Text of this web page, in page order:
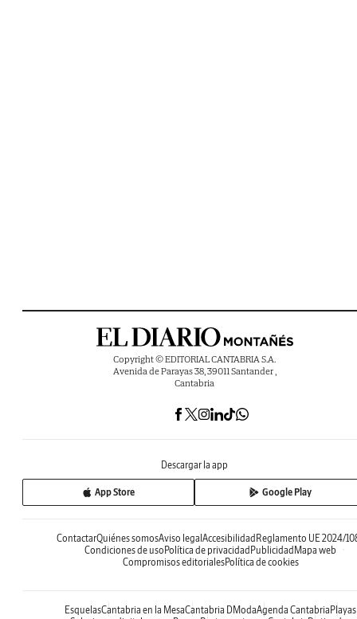
Copyright © EDITORIAL CANTABRIA S.A.
Avenida de Parayas 38, 39011 Santander ,
Cantabria
Descargar la app
App Store Google Play
ContactarQuiénes somosAviso legal Accesibilidad Reglamento UE 2024/
Condiciones de uso Política de privacidad Publicidad Mapa web
Compromisos editorialesPolítica de cookies
EsquelasCantabria en la MesaCantabria DModaAgenda Cantabria Playas